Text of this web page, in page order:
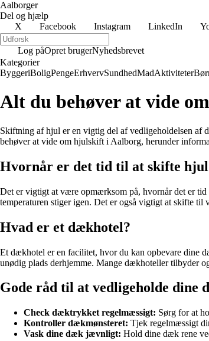
Aalborger
Del og hjælp
X
Facebook Instagram LinkedIn
Log påOpret brugerNyhedsbrevet
Kategorier
ByggeriBoligPengeErhvervSundhedMadAktiviteter
Alt du behøver at vide
Skiftning af hjul er en vigtig del af vedligeholdelsen
behøver at vide om hjulskift i Aalborg, herunder
Hvornår er det tid til at skifte
Det er vigtigt at være opmærksom på, hvornår det er
temperaturen stiger igen. Det er også vigtigt at skifte
Hvad er et dækhotel?
Et dækhotel er en facilitet, hvor du kan opbevare dine
unødig plads derhjemme. Mange dækhoteller tilbyder
Gode råd til at vedligeholde dine
Check dæktrykket regelmæssigt: Sørg for at
Kontroller dækmønsteret: Tjek regelmæssigt
Vask dine dæk jævnligt: Hold dine dæk rene